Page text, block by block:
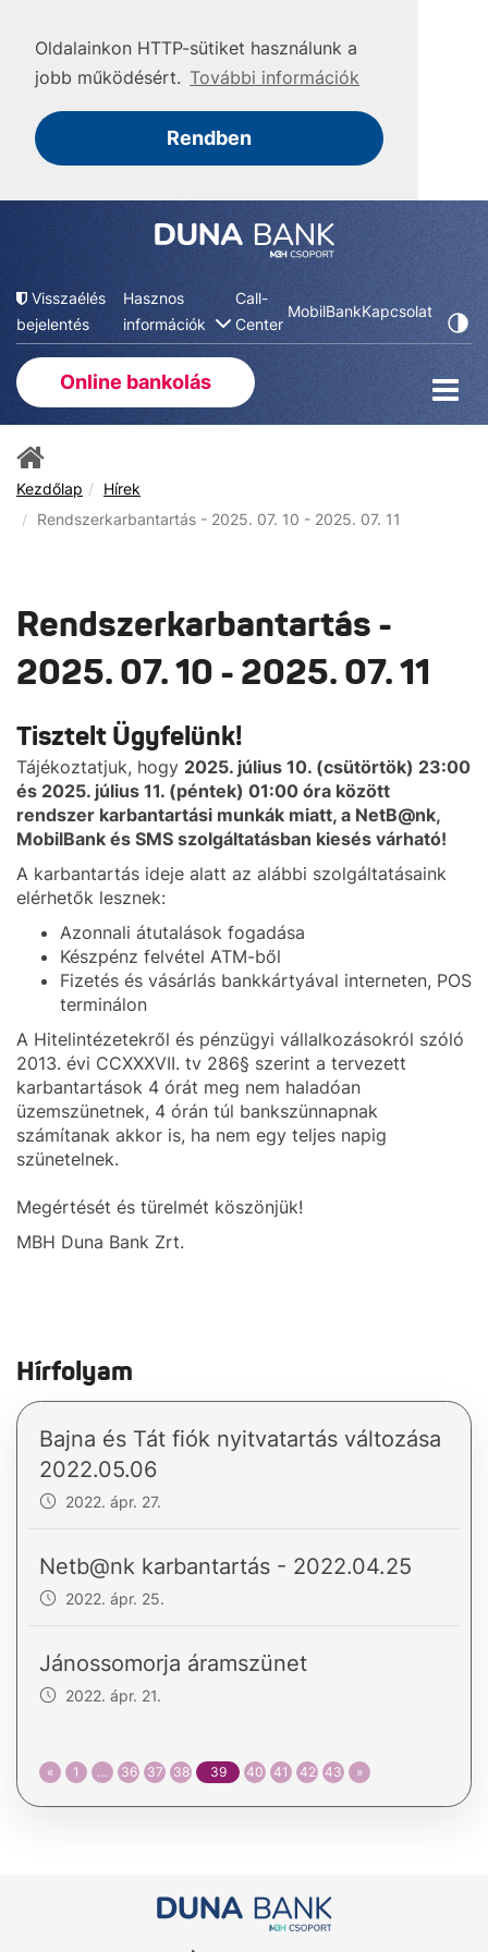
Oldalainkon HTTP-sütiket használunk a
jobb működésért. További információk
Rendben
Visszaélés
bejelentés
Hasznos
információk
Call-
Center
MobilBankKapcsolat
Online bankolás
Kezdőlap
Hírek
Rendszerkarbantartás - 2025. 07. 10 - 2025. 07. 11
Rendszerkarbantartás -
2025. 07. 10 - 2025. 07. 11
Tisztelt Ügyfelünk!
Tájékoztatjuk, hogy 2025. július 10. (csütörtök) 23:00
és 2025. július 11. (péntek) 01:00 óra között
rendszer karbantartási munkák miatt, a NetB@nk,
MobilBank és SMS szolgáltatásban kiesés várható!
A karbantartás ideje alatt az alábbi szolgáltatásaink
elérhetők lesznek:
Azonnali átutalások fogadása
Készpénz felvétel ATM-ből
Fizetés és vásárlás bankkártyával interneten, POS
terminálon
A Hitelintézetekről és pénzügyi vállalkozásokról szóló
2013. évi CCXXXVII. tv 286§ szerint a tervezett
karbantartások 4 órát meg nem haladóan
üzemszünetnek, 4 órán túl bankszünnapnak
számítanak akkor is, ha nem egy teljes napig
szünetelnek.
Megértését és türelmét köszönjük!
MBH Duna Bank Zrt.
Hírfolyam
Bajna és Tát fiók nyitvatartás változása
2022.05.06
2022. ápr. 27.
Netb@nk karbantartás - 2022.04.25
2022. ápr. 25.
Jánossomorja áramszünet
2022. ápr. 21.
« 1 … 36 37 38 39 40 41 42 43 »